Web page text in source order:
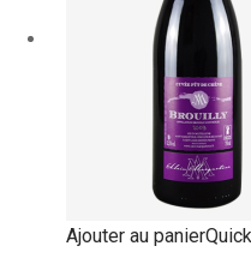
Ajouter au panier